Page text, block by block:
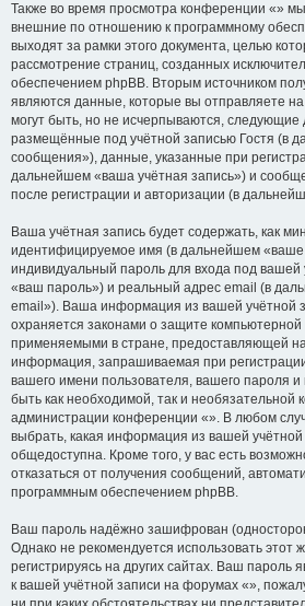
Также во время просмотра конференции «»
внешние по отношению к программному
выходят за рамки этого документа, целью
рассмотрение страниц, созданных
обеспечением phpBB. Вторым источником
являются данные, которые вы отправляете
могут быть, но не исчерпываются,
размещённые под учётной записью Гостя (в
сообщения»), данные, указанные при
дальнейшем «ваша учётная запись») и
после регистрации и авторизации (в
Ваша учётная запись будет содержать, как
идентифицируемое имя (в дальнейшем «ваше
индивидуальный пароль для входа под вашей
«ваш пароль») и реальный адрес email (в
email»). Ваша информация из вашей учётной
охраняется законами о защите
применяемыми в стране, предоставляющей
информация, запрашиваемая при
вашего имени пользователя, вашего пароля
быть как необходимой, так и необязательной
администрации конференции «». В любом
выбрать, какая информация из вашей учётной
общедоступна. Кроме того, у вас есть
отказаться от получения сообщений,
программным обеспечением phpBB.
Ваш пароль надёжно зашифрован
Однако не рекомендуется использовать этот
регистрируясь на других сайтах. Ваш пароль
к вашей учётной записи на форумах «»,